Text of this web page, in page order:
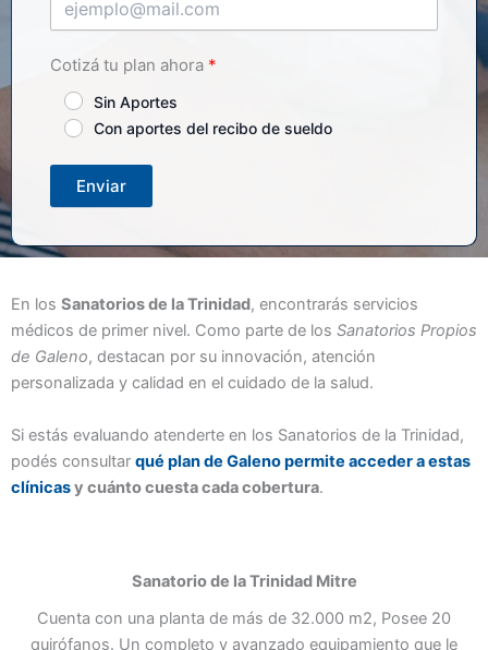
Cotizá tu plan ahora
Sin Aportes
Con aportes del recibo de sueldo
Enviar
En los Sanatorios de la Trinidad, encontrarás servicios
médicos de primer nivel. Como parte de los Sanatorios Propios
de Galeno, destacan por su innovación, atención
personalizada y calidad en el cuidado de la salud.
Si estás evaluando atenderte en los Sanatorios de la Trinidad,
podés consultar qué plan de Galeno permite acceder a estas
clínicasy cuánto cuesta cada cobertura.
Sanatorio de la Trinidad Mitre
Cuenta con una planta de​ más de 32.000 m2, Posee 20
quirófanos. Un completo y avanzado equipamiento que le